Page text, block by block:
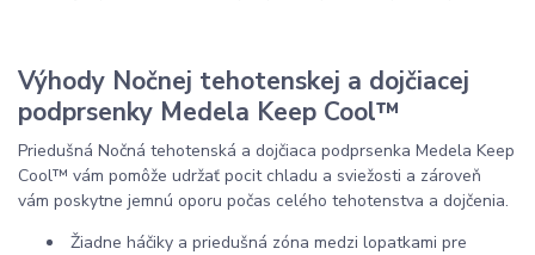
Výhody Nočnej tehotenskej a dojčiacej
podprsenky Medela Keep Cool™
Priedušná Nočná tehotenská a dojčiaca podprsenka Medela Keep
Cool™ vám pomôže udržať pocit chladu a sviežosti a zároveň
vám poskytne jemnú oporu počas celého tehotenstva a dojčenia.
Žiadne háčiky a priedušná zóna medzi lopatkami pre